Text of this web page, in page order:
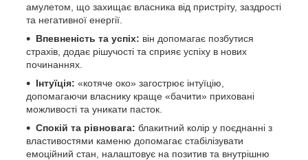
амулетом, що захищає власника від пристріту, заздрості
та негативної енергії.
Впевненість та успіх: він допомагає позбутися
страхів, додає рішучості та сприяє успіху в нових
починаннях.
Інтуїція: «котяче око» загострює інтуїцію,
допомагаючи власнику краще «бачити» приховані
можливості та уникати пасток.
Спокій та рівновага: блакитний колір у поєднанні з
властивостями каменю допомагає стабілізувати
емоційний стан, налаштовує на позитив та внутрішню